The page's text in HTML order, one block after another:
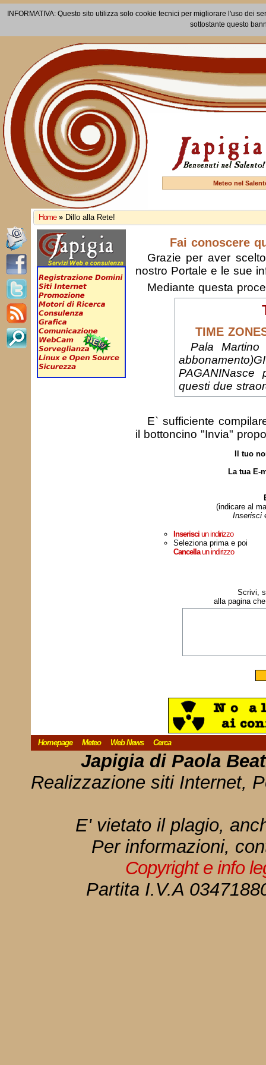
INFORMATIVA: Questo sito utilizza solo cookie tecnici per migliorare l'uso dei
sottostante questo
Meteo nel
Home » Dillo alla Rete!
Fai conoscere
Grazie per aver
nostro Portale e le sue
Mediante questa
TIME
Pala
questi due
E` sufficiente
il bottoncino "Invia"
Il tuo
La tua E-
(indicare al
Inserisci
Inserisciun indirizzo
Seleziona prima e poi
Cancellaun indirizzo
Scrivi,
alla pagina
Homepage Meteo Web News Cerca
Japigia di Paola
Realizzazione siti Internet,
E' vietato il plagio,
Per informazioni,
Copyright e info
Partita I.V.A